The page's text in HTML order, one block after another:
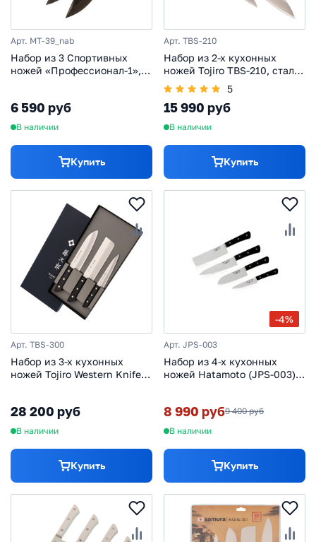
Арт. MT-39_nab
Набор из 3 Спортивных
ножей «Профессионал-1», в
6 590 руб
В наличии
Купить
Арт. TBS-210
Набор из 2-х кухонных
ножей Tojiro TBS-210, сталь
VG-10, рукоять дерево,
черный
5
15 990 руб
В наличии
Купить
Арт. TBS-300
Набор из 3-х кухонных
ножей Tojiro Western Knife
28 200 руб
В наличии
Купить
-4%
Арт. JPS-003
Набор из 4-х кухонных
ножей Hatamoto (JPS-003),
8 990 руб9 400 руб
В наличии
Купить